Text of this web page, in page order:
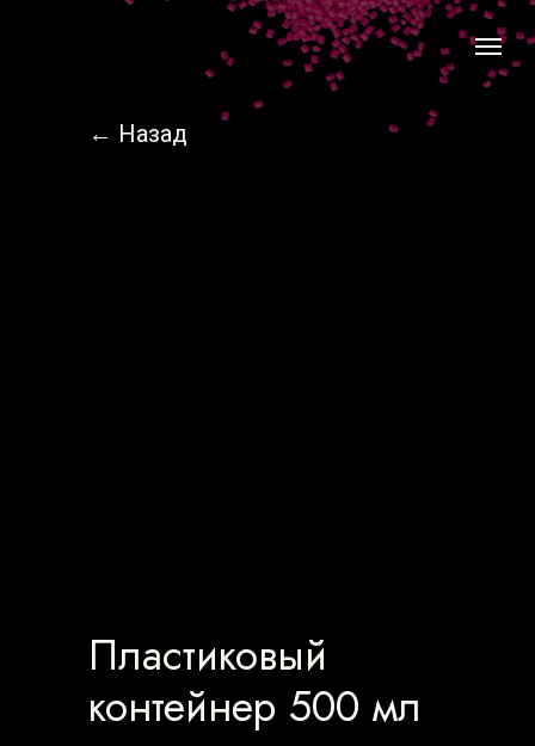
Пластиковый
контейнер 500 мл
← Назад